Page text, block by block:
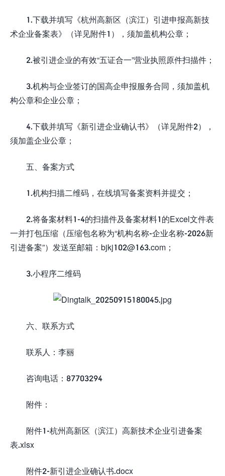
1.下载并填写《杭州高新区（滨江）引进申报高新技
术企业备案表》（详见附件1），须加盖机构公章；
2.被引进企业的有效“五证合一”营业执照原件扫描件；
3.机构与企业签订的国高企申报服务合同，须加盖机
构公章和企业公章；
4.下载并填写《新引进企业确认书》（详见附件2），
须加盖企业公章；
五、备案方式
1.机构扫描二维码，在线填写备案资料并提交；
2.将备案材料1-4的扫描件及备案材料1的Excel文件表
一并打包压缩（压缩包名称为“机构名称-企业名称-2026新
引进备案”）发送至邮箱：bjkj102@163.com；
3.小程序二维码
六、联系方式
联系人：李丽
咨询电话：87703294
附件：
附件1-杭州高新区（滨江）高新技术企业引进备案
表.xlsx
附件2-新引进企业确认书.docx